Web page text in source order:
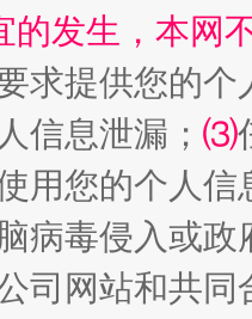
上场
的发生，本网
求提供您的个
信息泄漏； ⑶
用您的个人
病毒侵入或
司网站和共